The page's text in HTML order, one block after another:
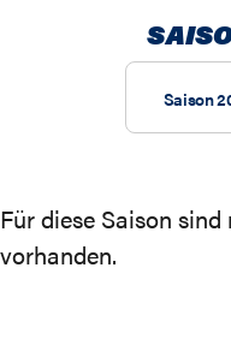
Saison
Für diese Saison
vorhanden.